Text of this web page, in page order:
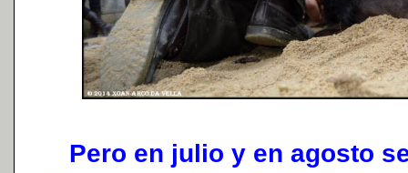
Pero en julio y en agosto